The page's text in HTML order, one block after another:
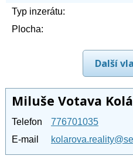
Typ inzerátu:
Plocha:
Další
Miluše Votava
Telefon
776701035
E-mail